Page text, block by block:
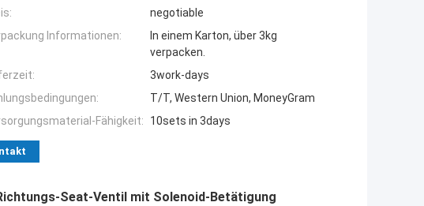
negotiable
Informationen:
In einem Karton, über 3kg
verpacken.
3work-days
T/T, Western Union, MoneyGram
Fähigkeit:
10sets in 3days
Seat-Ventil mit Solenoid-Betätigung